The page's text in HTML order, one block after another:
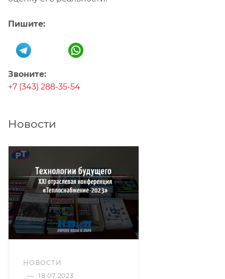
Пишите:
Звоните:
+7 (343) 288-35-54
Новости
НОВОСТИ
— 18.07.2023